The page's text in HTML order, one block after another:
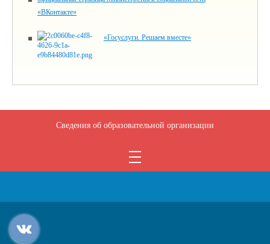
«ВКонтакте»
«Госуслуги. Решаем вместе»
Сведения об образовательной организации